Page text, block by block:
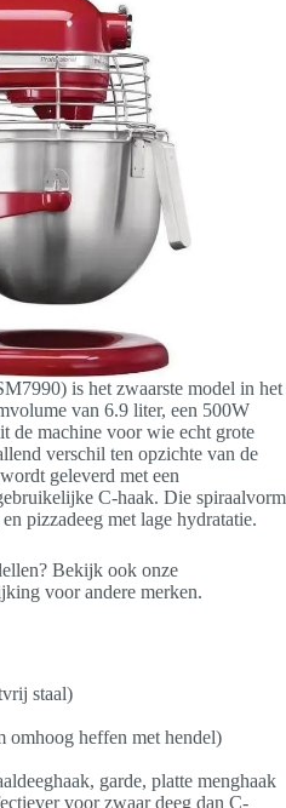
is het zwaarste model in het
van 6.9 liter, een 500W
de machine voor wie echt grote
verschil ten opzichte van de
geleverd met een
C-haak. Die spiraalvorm
pizzadeeg met lage hydratatie.
Bekijk ook onze
voor andere merken.
staal)
heffen met hendel)
garde, platte menghaak
voor zwaar deeg dan C-